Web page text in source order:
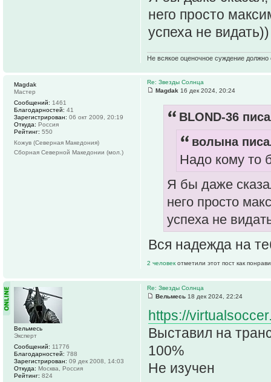
него просто
успеха не видать))
Не всякое оценочное суждение
Re: Звезды Солнца
Magdak 16 дек 2024, 20:24
BLOND-36
волына
Надо кому то
Я бы даже
него просто
успеха не
Вся надежда на
2 человек отметили этот пост как
Magdak
Мастер
Сообщений: 1461
Благодарностей: 41
Зарегистрирован: 06 окт 2009, 20:19
Откуда: Россия
Рейтинг: 550
Кожув (Северная Македония)
Сборная Северной Македонии (мол.)
Re: Звезды Солнца
Вельмесь 18 дек 2024, 22:24
https://
Выставил на
100%
Не изучен
Вельмесь
Эксперт
Сообщений: 11776
Благодарностей: 788
Зарегистрирован: 09 дек 2008, 14:03
Откуда: Москва, Россия
Рейтинг: 824